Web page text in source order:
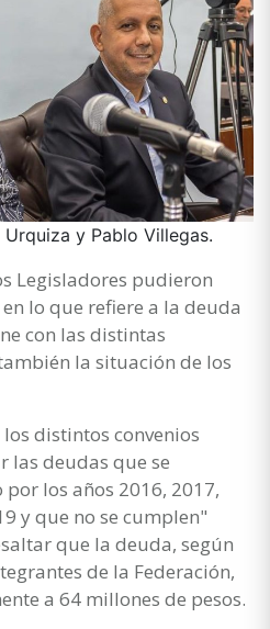
y Pablo Villegas.
Legisladores pudieron
lo que refiere a la deuda
con las distintas
la situación de los
distintos convenios
las deudas que se
los años 2016, 2017,
y que no se cumplen"
que la deuda, según
de la Federación,
a 64 millones de pesos.